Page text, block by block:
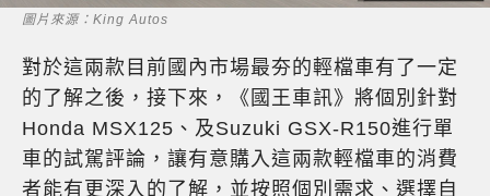
圖片來源：King Autos
對於這兩款目前國內市場最夯的輕檔車有了一定
的了解之後，接下來，《國王車訊》將個別針對
Honda MSX125、及Suzuki GSX-R150進行單
車的試駕評論，讓有意購入這兩款輕檔車的消費
者能有更深入的了解，並按照個別需求、選擇自